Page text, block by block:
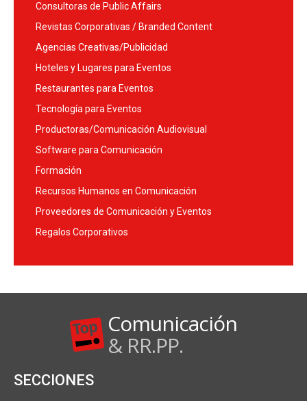
Consultoras de Public Affairs
Revistas Corporativas / Branded Content
Agencias Creativas/Publicidad
Hoteles y Lugares para Eventos
Restaurantes para Eventos
Tecnología para Eventos
Productoras/Comunicación Audiovisual
Software para Comunicación
Formación
Recursos Humanos en Comunicación
Proveedores de Comunicación y Eventos
Regalos Corporativos
Comunicación
& RR.PP.
SECCIONES